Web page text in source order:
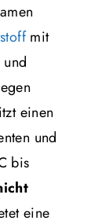
mit
einen
und
bis
eine